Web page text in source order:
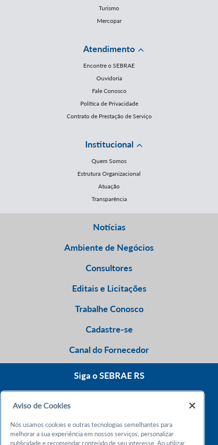
Turismo
Mercopar
Atendimento
Encontre o SEBRAE
Ouvidoria
Fale Conosco
Política de Privacidade
Contrato de Prestação de Serviço
Institucional
Quem Somos
Estrutura Organizacional
Atuação
Transparência
Notícias
Ambiente de Negócios
Consultores
Editais e Licitações
Trabalhe Conosco
Cadastre-se
Canal do Fornecedor
Siga o SEBRAE RS
Atendimento 24h
Aviso de Cookies
Nós usamos cookies e outras tecnologias semelhantes para
melhorar a sua experiência em nossos serviços, personalizar
publicidade e recomendar conteúdo de seu interesse. Ao utilizar